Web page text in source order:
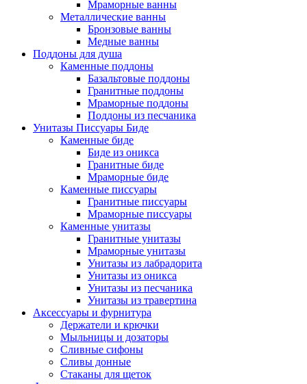
Мраморные ванны
Металлические ванны
Бронзовые ванны
Медные ванны
Поддоны для душа
Каменные поддоны
Базальтовые поддоны
Гранитные поддоны
Мраморные поддоны
Поддоны из песчаника
Унитазы Писсуары Биде
Каменные биде
Биде из оникса
Гранитные биде
Мраморные биде
Каменные писсуары
Гранитные писсуары
Мраморные писсуары
Каменные унитазы
Гранитные унитазы
Мраморные унитазы
Унитазы из лабрадорита
Унитазы из оникса
Унитазы из песчаника
Унитазы из травертина
Аксессуары и фурнитура
Держатели и крючки
Мыльницы и дозаторы
Сливные сифоны
Сливы донные
Стаканы для щеток